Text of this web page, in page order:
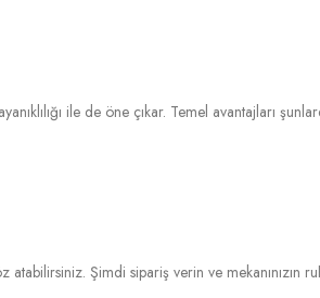
ile de öne çıkar. Temel avantajları
atabilirsiniz. Şimdi sipariş verin ve mekanınızın